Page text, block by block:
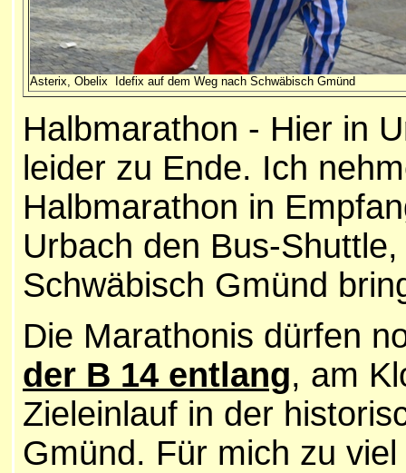
Asterix, Obelix Idefix auf dem Weg nach Schwäbisch Gmünd
Halbmarathon - Hier in
leider zu Ende. Ich
Halbmarathon in
Urbach den Bus-
Schwäbisch Gmünd
Die Marathonis dürfen
der B 14 entlang, am
Zieleinlauf in der
Gmünd. Für mich zu